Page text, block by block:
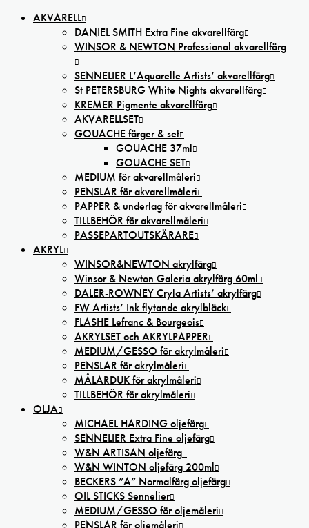
AKVARELL
DANIEL SMITH Extra Fine akvarellfärg
WINSOR & NEWTON Professional akvarellfärg
SENNELIER L’Aquarelle Artists’ akvarellfärg
St PETERSBURG White Nights akvarellfärg
KREMER Pigmente akvarellfärg
AKVARELLSET
GOUACHE färger & set
GOUACHE 37ml
GOUACHE SET
MEDIUM för akvarellmåleri
PENSLAR för akvarellmåleri
PAPPER & underlag för akvarellmåleri
TILLBEHÖR för akvarellmåleri
PASSEPARTOUTSKÄRARE
AKRYL
WINSOR&NEWTON akrylfärg
Winsor & Newton Galeria akrylfärg 60ml
DALER-ROWNEY Cryla Artists’ akrylfärg
FW Artists’ Ink flytande akrylbläck
FLASHE Lefranc & Bourgeois
AKRYLSET och AKRYLPAPPER
MEDIUM/GESSO för akrylmåleri
PENSLAR för akrylmåleri
MÅLARDUK för akrylmåleri
TILLBEHÖR för akrylmåleri
OLJA
MICHAEL HARDING oljefärg
SENNELIER Extra Fine oljefärg
W&N ARTISAN oljefärg
W&N WINTON oljefärg 200ml
BECKERS ”A” Normalfärg oljefärg
OIL STICKS Sennelier
MEDIUM/GESSO för oljemåleri
PENSLAR för oljemåleri